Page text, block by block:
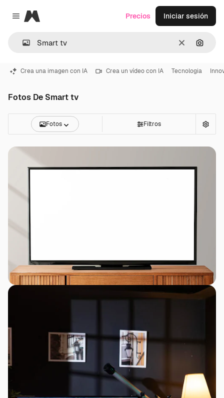
Close menu
Magnific
Borrar
Precios Iniciar sesión
Crea una imagen con IA Crea un vídeo con IA Tecnologia
Fotos De Smart tv
Fotos Filtros